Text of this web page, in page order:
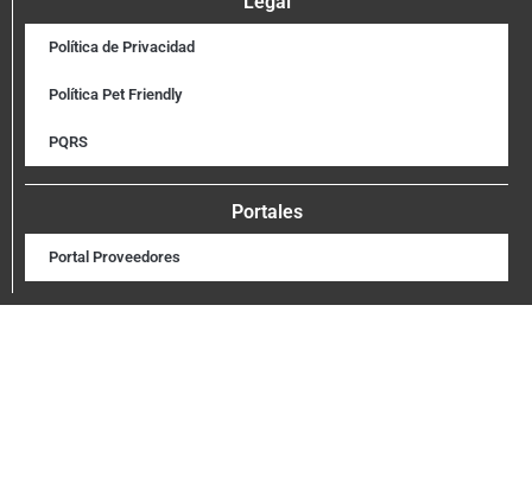
Política de Privacidad
Política Pet Friendly
PQRS
Portales
Portal Proveedores